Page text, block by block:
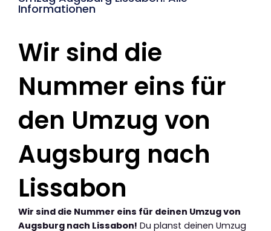
Informationen
Wir sind die
Nummer eins für
den Umzug von
Augsburg nach
Lissabon
Wir sind die Nummer eins für deinen Umzug von
Augsburg nach Lissabon! Du planst deinen Umzug